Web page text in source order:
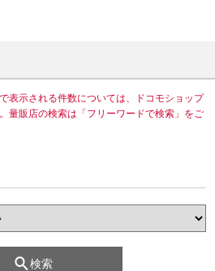
表示される件数については、ドコモショップ
量販店の検索は「フリーワードで検索」をご
検索